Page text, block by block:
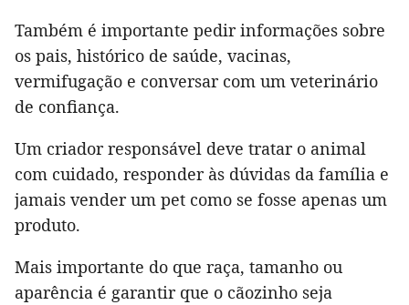
Também é importante pedir informações sobre
os pais, histórico de saúde, vacinas,
vermifugação e conversar com um veterinário
de confiança.
Um criador responsável deve tratar o animal
com cuidado, responder às dúvidas da família e
jamais vender um pet como se fosse apenas um
produto.
Mais importante do que raça, tamanho ou
aparência é garantir que o cãozinho seja